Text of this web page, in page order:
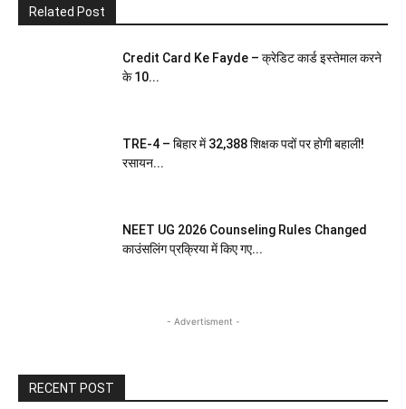
Related Post
Credit Card Ke Fayde – क्रेडिट कार्ड इस्तेमाल करने
के 10...
TRE-4 – बिहार में 32,388 शिक्षक पदों पर होगी बहाली!
रसायन...
NEET UG 2026 Counseling Rules Changed
काउंसलिंग प्रक्रिया में किए गए...
- Advertisment -
RECENT POST